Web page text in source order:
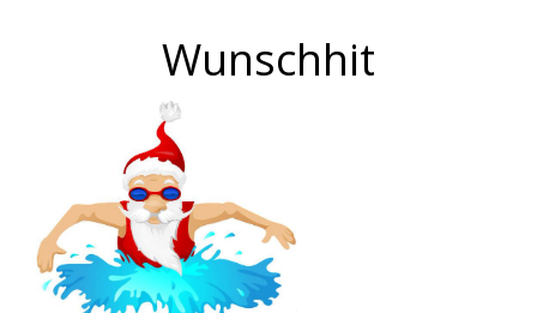
Wunschhit